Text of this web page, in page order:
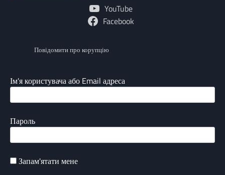
YouTube
Facebook
Повідомити про корупцію
Ім'я користувача або Email адреса
Пароль
Запам'ятати мене